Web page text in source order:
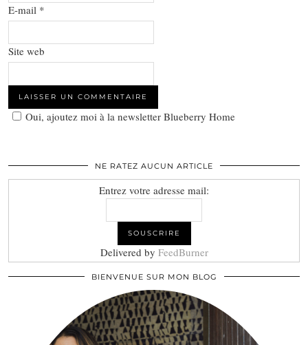
E-mail *
Site web
Oui, ajoutez moi à la newsletter Blueberry Home
NE RATEZ AUCUN ARTICLE
Entrez votre adresse mail:
Delivered by FeedBurner
BIENVENUE SUR MON BLOG